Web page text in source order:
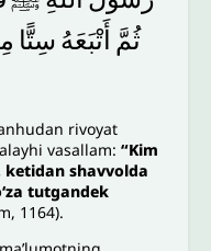
ثُمَّ أَتْبَعَهُ سِتًّا
rivoyat
vasallam:“Kim
ketidan shavvolda
tutgandek
1164).